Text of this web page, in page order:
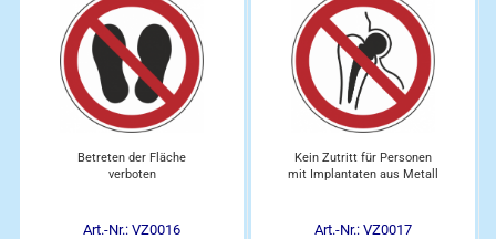
Betreten der Fläche
verboten
Art.-Nr.: VZ0016
Kein Zutritt für Personen
mit Implantaten aus Metall
Art.-Nr.: VZ0017